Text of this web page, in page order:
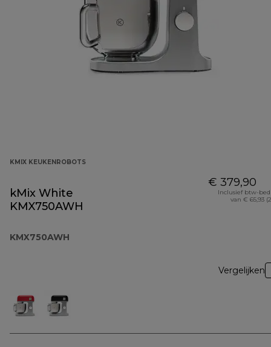
KMIX KEUKENROBOTS
kMix White
KMX750AWH
KMX750AWH
€ 379,90
Inclusief btw-
van € 65,93
Vergelijken